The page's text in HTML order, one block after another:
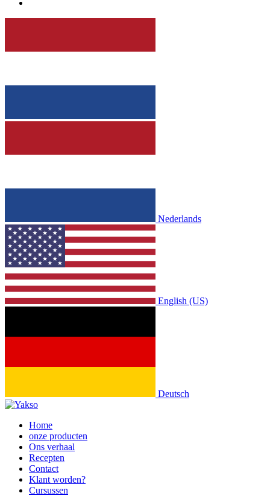
Nederlands
English (US)
Deutsch
Home
onze producten
Ons verhaal
Recepten
Contact
Klant worden?
Cursussen